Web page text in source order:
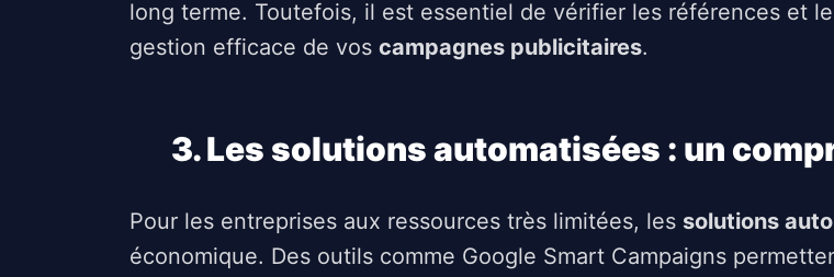
long terme. Toutefois, il est essentiel de vérifier les références et
gestion efficace de vos campagnes publicitaires.
3. Les solutions automatisées : un
Pour les entreprises aux ressources très limitées, les solutions
économique. Des outils comme Google Smart Campaigns